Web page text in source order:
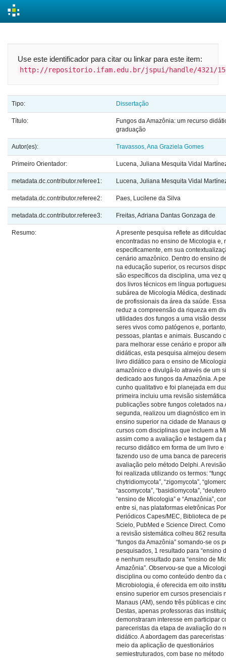
Use este identificador para citar ou linkar para este item:
http://repositorio.ifam.edu.br/jspui/handle/4321/
Tipo: Dissertação
Título:
Fungos da Amazônia: um recurso
graduação
Autor(es): Travassos, Ana Graziela Gomes
Primeiro Orientador: Lucena, Juliana Mesquita Vidal
metadata.dc.contributor.referee1: Lucena, Juliana Mesquita Vidal
metadata.dc.contributor.referee2: Paes, Lucilene da Silva
metadata.dc.contributor.referee3: Freitas, Adriana Dantas Gonzaga de
Resumo:
A presente pesquisa reflete as
encontradas no ensino de Micologia e,
especificamente, em sua
cenário amazônico. Dentro do ensino
na educação superior, os recursos
são específicos da disciplina, uma vez
dos livros técnicos em língua
subárea de Micologia Médica,
de profissionais da área da saúde.
reduz a compreensão da riqueza em
utilidades dos fungos a uma visão
seres vivos como patógenos e,
pessoas, plantas e animais. Buscando
para melhorar esse cenário e propor
didáticas, esta pesquisa almejou
livro didático para o ensino de
amazônico e divulgá-lo através de um
dedicado aos fungos da Amazônia. A
cunho qualitativo e foi planejada em
primeira incluiu uma revisão
publicações sobre fungos coletados na
segunda, realizou um diagnóstico em
ensino superior na cidade de Manaus
cursos com disciplinas que incluem a
assim como a avaliação e testagem da
recurso didático em forma de um livro e
fazendo uso de uma banca de
avaliação pelo método Delphi. A
foi realizada utilizando os termos:
chytridiomycota”, “zigomycota”,
“ascomycota”, “basidiomycota”,
“ensino de Micologia” e “Amazônia”,
entre si, nas plataformas eletrônicas
Periódicos Capes/MEC, Biblioteca de
Scielo, PubMed e Science Direct.
a revisão sistemática colheu 862
“fungos da Amazônia” somando-se os
pesquisados, 1 resultado para “ensino
e nenhum resultado para “ensino de
Amazônia”. Observou-se que a
disciplina ou como conteúdo dentro da
Microbiologia, é oferecida em oito
ensino superior em cursos presenciais
Manaus (AM), sendo três públicas e
Destas, apenas professoras das
demonstraram interesse em participar
pareceristas da etapa de avaliação do
didático. A abordagem das pareceristas
meio da aplicação de questionários
semiestruturados, com base no método